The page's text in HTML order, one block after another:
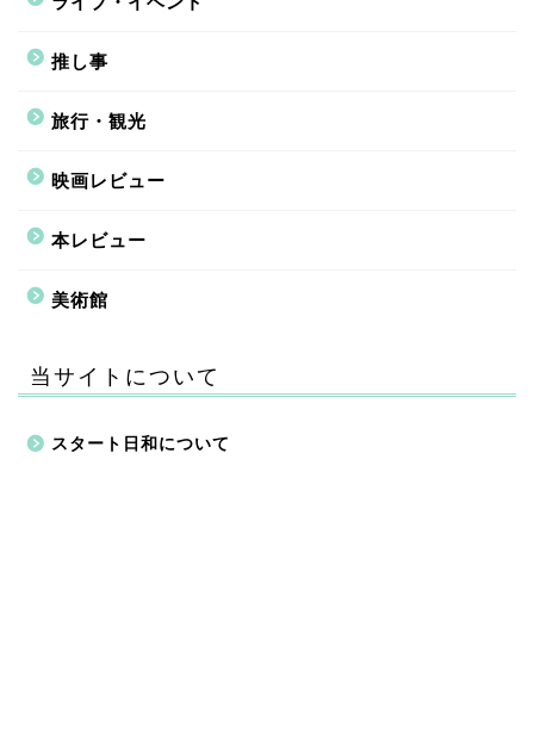
推し事
旅行・観光
映画レビュー
本レビュー
美術館
当サイトについて
スタート日和について